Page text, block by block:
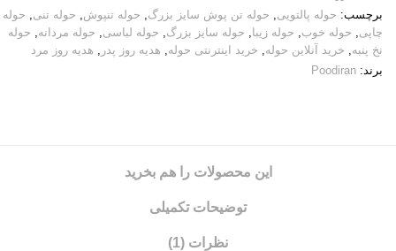
برچسب: حوله پالتویی, حوله تن پوش سایز بزرگ, حوله تنپوش, حوله تنی, حوله
چاپی, حوله خوب, حوله زیبا, حوله سایز بزرگ, حوله لباسی, حوله مردانه, حوله
نخ پنبه, خرید آنلاین حوله, خرید اینترنتی حوله, هدیه روز پدر , هدیه روز مرد
برند: Poodiran
این محصولات را هم بخرید
توضیحات تکمیلی
نظرات (1)